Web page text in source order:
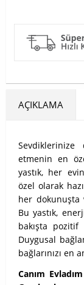
AÇIKLAMA
Sevdiklerinize
etmenin en
yastık, her
özel olarak
her dokunuşta
Bu yastık,
bakışta pozitif
Duygusal
bağlarınızı en
Canım